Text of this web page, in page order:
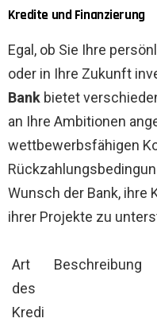
Kredite und Finanzierung
Egal, ob Sie Ihre
oder in Ihre Zukunft
Bank bietet
an Ihre Ambitionen
wettbewerbsfähigen
Wunsch der Bank, ihre
ihrer Projekte zu
Art
des
Kredi
Beschreibung